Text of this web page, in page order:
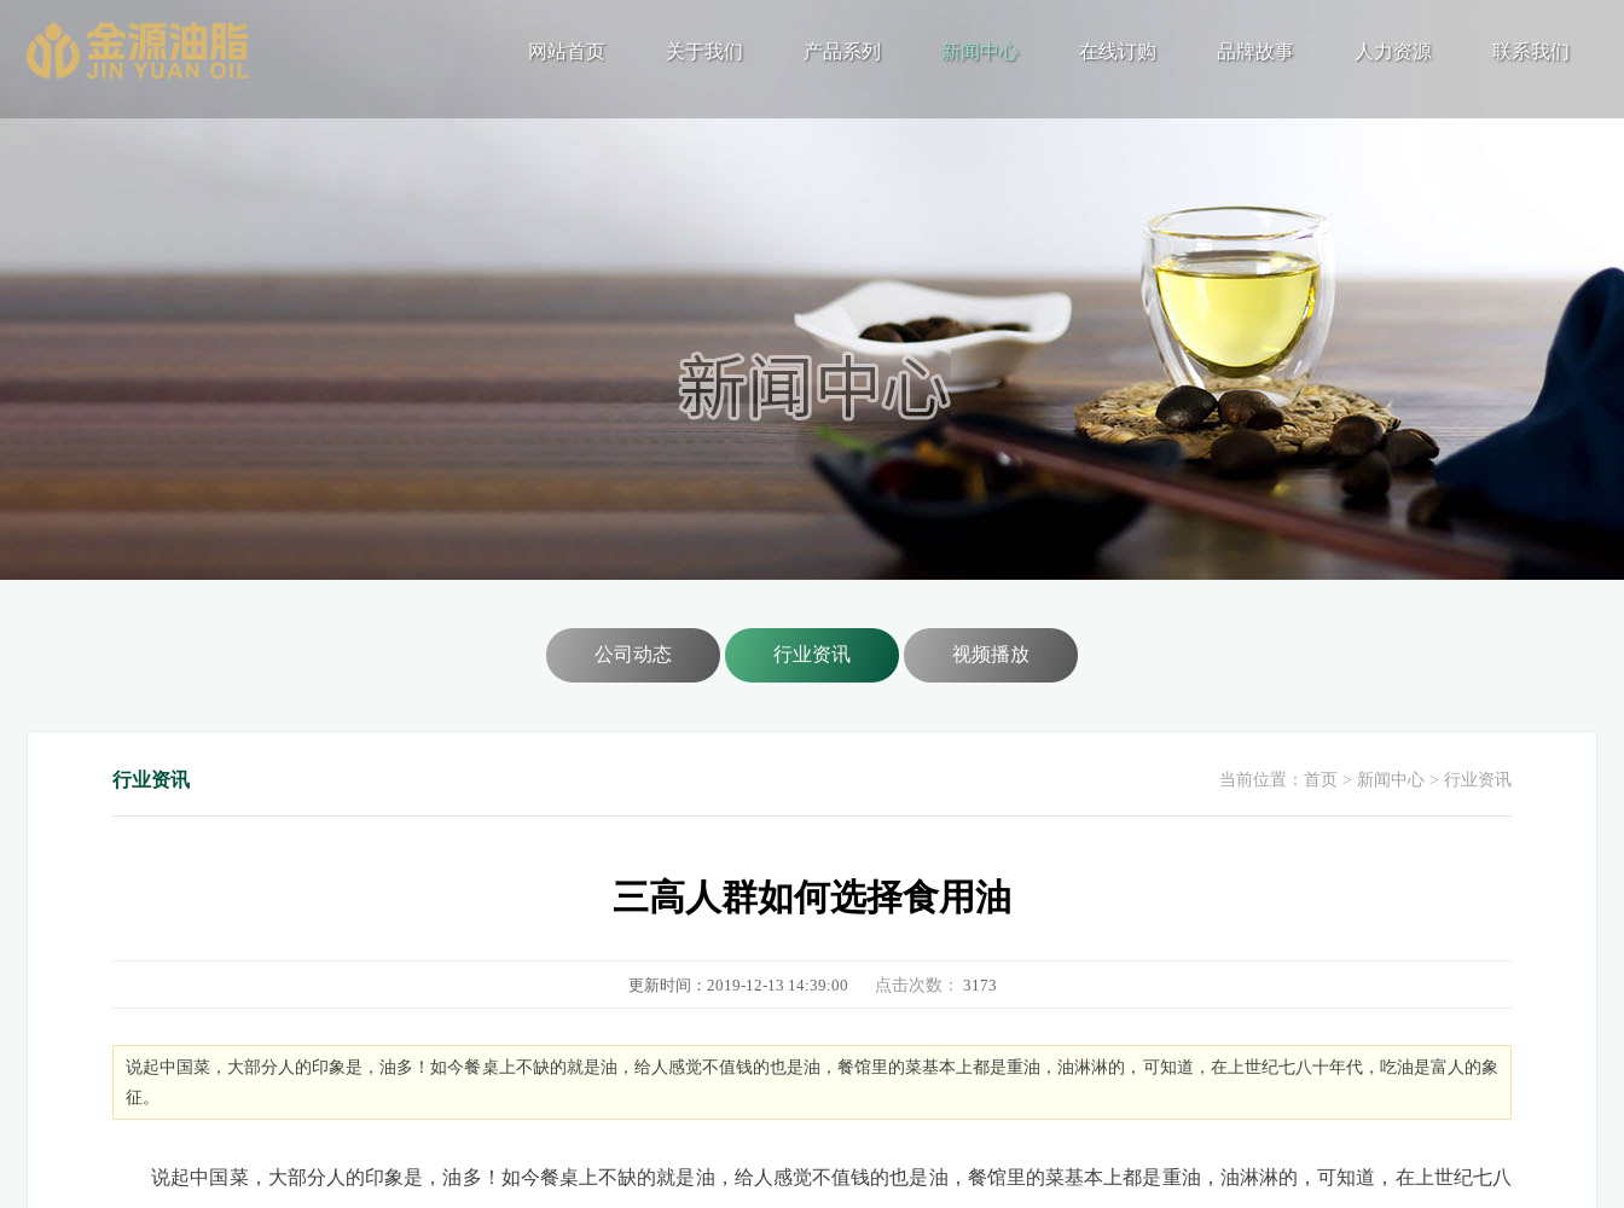
网站首页 关于我们 产品系列 新闻中心 在线订购 品牌故事 人力资源 联系我们
公司动态 行业资讯 视频播放
行业资讯 当前位置： 首页 > 新闻中心 > 行业资讯
三高人群如何选择食用油
更新时间：2019-12-13 14:39:00 点击次数： 3173
说起中国菜，大部分人的印象是，油多！如今餐桌上不缺的就是油，给人感觉不值钱的也是油，餐馆里的菜基本上都是重油，油淋淋的，可知道，在上世纪七八十年代，吃油是富人的象
征。
说起中国菜，大部分人的印象是，油多！如今餐桌上不缺的就是油，给人感觉不值钱的也是油，餐馆里的菜基本上都是重油，油淋淋的，可知道，在上世纪七八